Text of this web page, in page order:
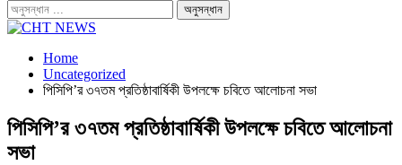
Home
Uncategorized
পিসিপি’র ৩৭তম প্রতিষ্ঠাবার্ষিকী উপলক্ষে চবিতে আলোচনা সভা
পিসিপি’র ৩৭তম প্রতিষ্ঠাবার্ষিকী উপলক্ষে চবিতে আলোচনা
সভা